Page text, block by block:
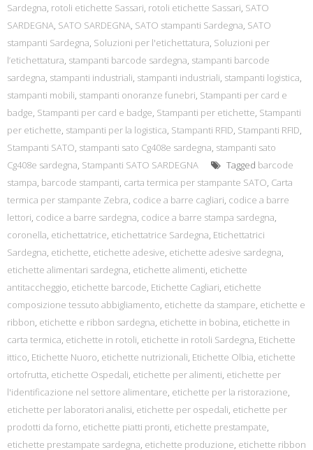
Sardegna, rotoli etichette Sassari, rotoli etichette Sassari, SATO
SARDEGNA, SATO SARDEGNA, SATO stampanti Sardegna, SATO
stampanti Sardegna, Soluzioni per l'etichettatura, Soluzioni per
l’etichettatura, stampanti barcode sardegna, stampanti barcode
sardegna, stampanti industriali, stampanti industriali, stampanti logistica,
stampanti mobili, stampanti onoranze funebri, Stampanti per card e
badge, Stampanti per card e badge, Stampanti per etichette, Stampanti
per etichette, stampanti per la logistica, Stampanti RFID, Stampanti RFID,
Stampanti SATO, stampanti sato Cg408e sardegna, stampanti sato
Cg408e sardegna, Stampanti SATO SARDEGNA Tagged barcode
stampa, barcode stampanti, carta termica per stampante SATO, Carta
termica per stampante Zebra, codice a barre cagliari, codice a barre
lettori, codice a barre sardegna, codice a barre stampa sardegna,
coronella, etichettatrice, etichettatrice Sardegna, Etichettatrici
Sardegna, etichette, etichette adesive, etichette adesive sardegna,
etichette alimentari sardegna, etichette alimenti, etichette
antitaccheggio, etichette barcode, Etichette Cagliari, etichette
composizione tessuto abbigliamento, etichette da stampare, etichette e
ribbon, etichette e ribbon sardegna, etichette in bobina, etichette in
carta termica, etichette in rotoli, etichette in rotoli Sardegna, Etichette
ittico, Etichette Nuoro, etichette nutrizionali, Etichette Olbia, etichette
ortofrutta, etichette Ospedali, etichette per alimenti, etichette per
l'identificazione nel settore alimentare, etichette per la ristorazione,
etichette per laboratori analisi, etichette per ospedali, etichette per
prodotti da forno, etichette piatti pronti, etichette prestampate,
etichette prestampate sardegna, etichette produzione, etichette ribbon